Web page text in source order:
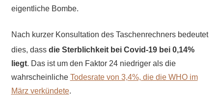
eigentliche Bombe.
Nach kurzer Konsultation des Taschenrechners bedeutet
dies, dass die Sterblichkeit bei Covid-19 bei 0,14%
liegt. Das ist um den Faktor 24 niedriger als die
wahrscheinliche Todesrate von 3,4%, die die WHO im
März verkündete.